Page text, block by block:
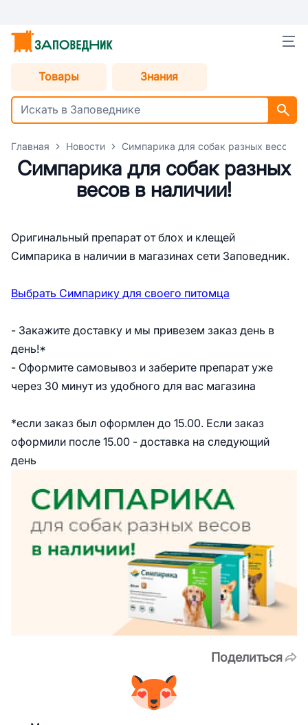
Товары Знания
Главная Новости Симпарика для собак разных весов в
Симпарика для собак разных
весов в наличии!
Оригинальный препарат от блох и клещей
Симпарика в наличии в магазинах сети Заповедник.
Выбрать Симпарику для своего питомца
- Закажите доставку и мы привезем заказ день в
день!*
- Оформите самовывоз и заберите препарат уже
через 30 минут из удобного для вас магазина
*если заказ был оформлен до 15.00. Если заказ
оформили после 15.00 - доставка на следующий
день
Поделиться